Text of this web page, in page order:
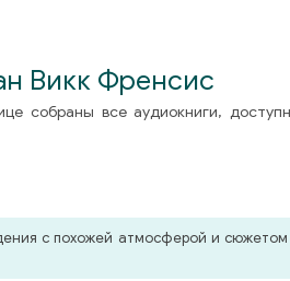
Викк Френсис
собраны все аудиокниги,
с похожей атмосферой и